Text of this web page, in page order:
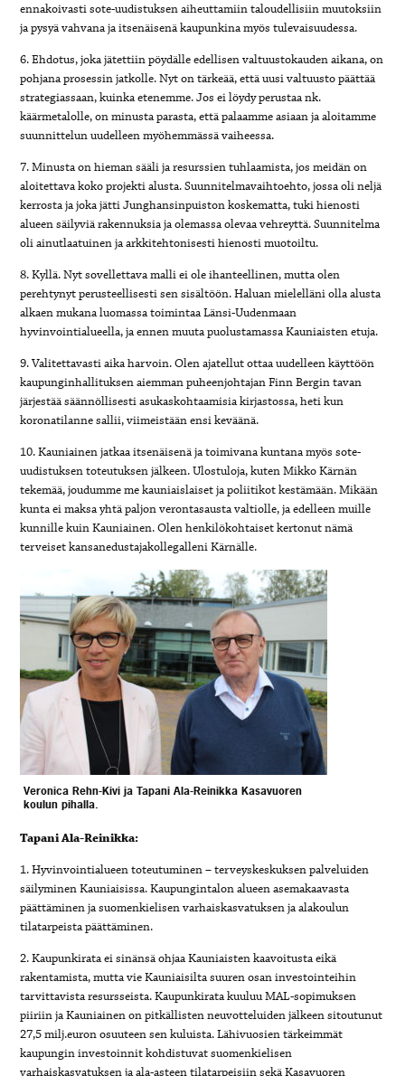
ennakoivasti sote-uudistuksen aiheuttamiin taloudellisiin muutoksiin
ja pysyä vahvana ja itsenäisenä kaupunkina myös tulevaisuudessa.
6. Ehdotus, joka jätettiin pöydälle edellisen valtuustokauden aikana, on
pohjana prosessin jatkolle. Nyt on tärkeää, että uusi valtuusto päättää
strategiassaan, kuinka etenemme. Jos ei löydy perustaa nk.
käärmetalolle, on minusta parasta, että palaamme asiaan ja aloitamme
suunnittelun uudelleen myöhemmässä vaiheessa.
7. Minusta on hieman sääli ja resurssien tuhlaamista, jos meidän on
aloitettava koko projekti alusta. Suunnitelmavaihtoehto, jossa oli neljä
kerrosta ja joka jätti Junghansinpuiston koskematta, tuki hienosti
alueen säilyviä rakennuksia ja olemassa olevaa vehreyttä. Suunnitelma
oli ainutlaatuinen ja arkkitehtonisesti hienosti muotoiltu.
8. Kyllä. Nyt sovellettava malli ei ole ihanteellinen, mutta olen
perehtynyt perusteellisesti sen sisältöön. Haluan mielelläni olla alusta
alkaen mukana luomassa toimintaa Länsi-Uudenmaan
hyvinvointialueella, ja ennen muuta puolustamassa Kauniaisten etuja.
9. Valitettavasti aika harvoin. Olen ajatellut ottaa uudelleen käyttöön
kaupunginhallituksen aiemman puheenjohtajan Finn Bergin tavan
järjestää säännöllisesti asukaskohtaamisia kirjastossa, heti kun
koronatilanne sallii, viimeistään ensi keväänä.
10. Kauniainen jatkaa itsenäisenä ja toimivana kuntana myös sote-
uudistuksen toteutuksen jälkeen. Ulostuloja, kuten Mikko Kärnän
tekemää, joudumme me kauniaislaiset ja poliitikot kestämään. Mikään
kunta ei maksa yhtä paljon verontasausta valtiolle, ja edelleen muille
kunnille kuin Kauniainen. Olen henkilökohtaiset kertonut nämä
terveiset kansanedustajakollegalleni Kärnälle.
Veronica Rehn-Kivi ja Tapani Ala-Reinikka Kasavuoren
koulun pihalla.
Tapani Ala-Reinikka:
1. Hyvinvointialueen toteutuminen – terveyskeskuksen palveluiden
säilyminen Kauniaisissa. Kaupungintalon alueen asemakaavasta
päättäminen ja suomenkielisen varhaiskasvatuksen ja alakoulun
tilatarpeista päättäminen.
2. Kaupunkirata ei sinänsä ohjaa Kauniaisten kaavoitusta eikä
rakentamista, mutta vie Kauniaisilta suuren osan investointeihin
tarvittavista resursseista. Kaupunkirata kuuluu MAL-sopimuksen
piiriin ja Kauniainen on pitkällisten neuvotteluiden jälkeen sitoutunut
27,5 milj.euron osuuteen sen kuluista. Lähivuosien tärkeimmät
kaupungin investoinnit kohdistuvat suomenkielisen
varhaiskasvatuksen ja ala-asteen tilatarpeisiin sekä Kasavuoren